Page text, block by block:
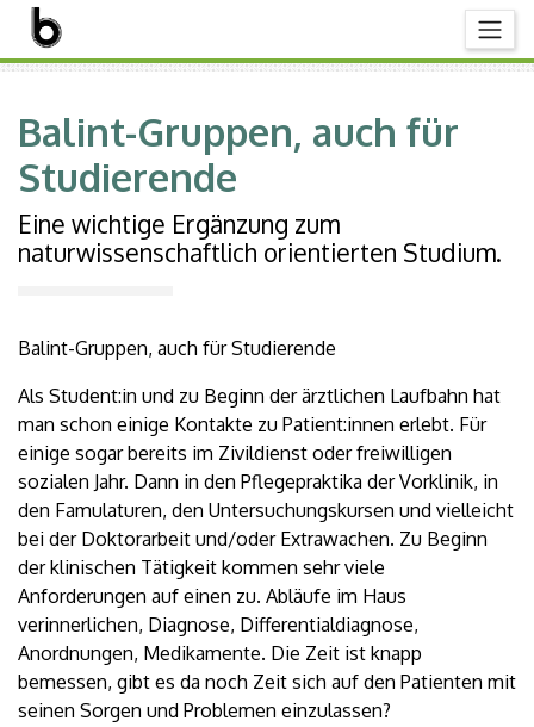
Balint-Gruppen, auch für
Studierende
Eine wichtige Ergänzung zum
naturwissenschaftlich orientierten Studium.
Balint-Gruppen, auch für Studierende
Als Student:in und zu Beginn der ärztlichen Laufbahn hat
man schon einige Kontakte zu Patient:innen erlebt. Für
einige sogar bereits im Zivildienst oder freiwilligen
sozialen Jahr. Dann in den Pflegepraktika der Vorklinik, in
den Famulaturen, den Untersuchungskursen und vielleicht
bei der Doktorarbeit und/oder Extrawachen. Zu Beginn
der klinischen Tätigkeit kommen sehr viele
Anforderungen auf einen zu. Abläufe im Haus
verinnerlichen, Diagnose, Differentialdiagnose,
Anordnungen, Medikamente. Die Zeit ist knapp
bemessen, gibt es da noch Zeit sich auf den Patienten mit
seinen Sorgen und Problemen einzulassen?